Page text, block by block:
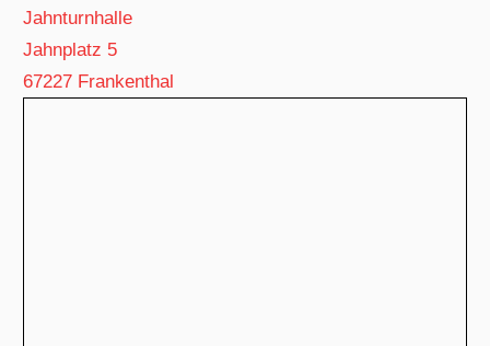
Jahnturnhalle
Jahnplatz 5
67227 Frankenthal